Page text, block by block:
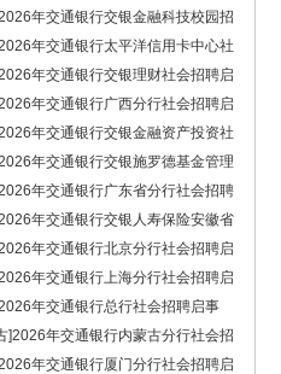
年交通银行交银金融科技校园招
）
年交通银行太平洋信用卡中心社
（5.7）
年交通银行交银理财社会招聘启
年交通银行广西分行社会招聘启
年交通银行交银金融资产投资社
（5.7）
年交通银行交银施罗德基金管理
事（5.7）
年交通银行广东省分行社会招聘
）
年交通银行交银人寿保险安徽省
招聘启事（5.7）
年交通银行北京分行社会招聘启
年交通银行上海分行社会招聘启
年交通银行总行社会招聘启事
]2026年交通银行内蒙古分行社会招
）
年交通银行厦门分行社会招聘启